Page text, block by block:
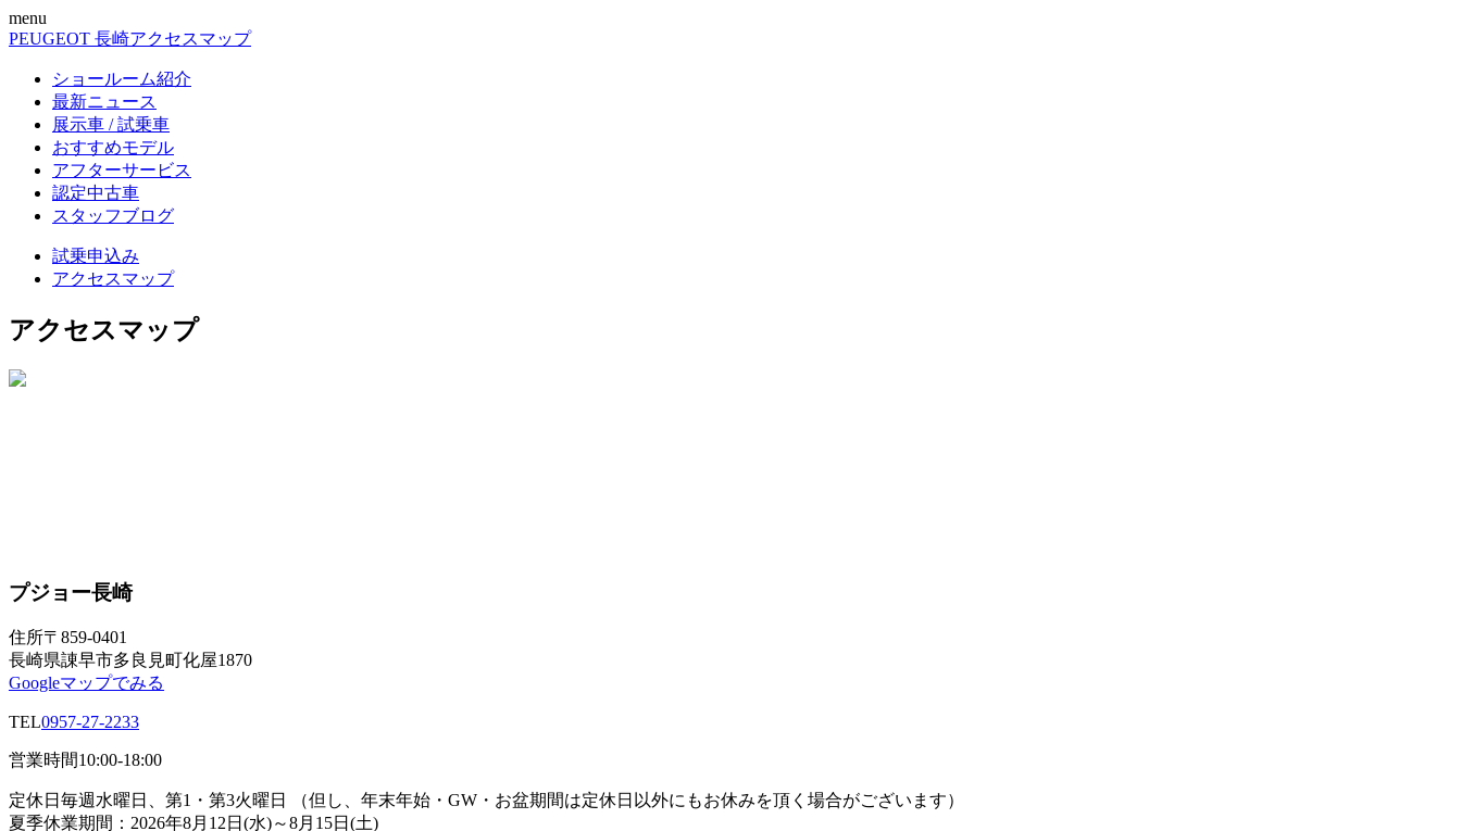
menu
PEUGEOT 長崎アクセスマップ
ショールーム紹介
最新ニュース
展示車 / 試乗車
おすすめモデル
アフターサービス
認定中古車
スタッフブログ
試乗申込み
アクセスマップ
アクセスマップ
プジョー長崎
住所〒859-0401
長崎県諌早市多良見町化屋1870
Googleマップでみる
TEL0957-27-2233
営業時間10:00-18:00
定休日 毎週水曜日、第1・第3火曜日 （但し、年末年始・GW・お盆期間は定休日以外にもお休みを頂く場合がございます）
夏季休業期間：2026年8月12日(水)～8月15日(土)